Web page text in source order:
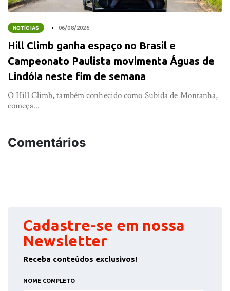
NOTÍCIAS 06/08/2026
Hill Climb ganha espaço no Brasil e
Campeonato Paulista movimenta Águas de
Lindóia neste fim de semana
O Hill Climb, também conhecido como Subida de Montanha,
começa...
Comentários
Cadastre-se em nossa
Newsletter
Receba conteúdos exclusivos!
NOME COMPLETO